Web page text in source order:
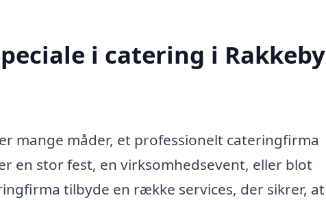
i catering i Rakkeby
mange måder, et professionelt cateringfirma
en stor fest, en virksomhedsevent, eller blot
tilbyde en række services, der sikrer, at